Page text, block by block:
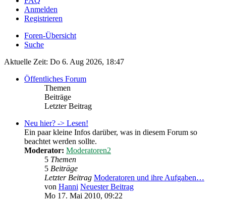
Anmelden
Registrieren
Foren-Übersicht
Suche
Aktuelle Zeit: Do 6. Aug 2026, 18:47
Öffentliches Forum
Themen
Beiträge
Letzter Beitrag
Neu hier? -> Lesen!
Ein paar kleine Infos darüber, was in diesem Forum so
beachtet werden sollte.
Moderator: Moderatoren2
5 Themen
5 Beiträge
Letzter Beitrag Moderatoren und ihre Aufgaben…
von Hanni Neuester Beitrag
Mo 17. Mai 2010, 09:22